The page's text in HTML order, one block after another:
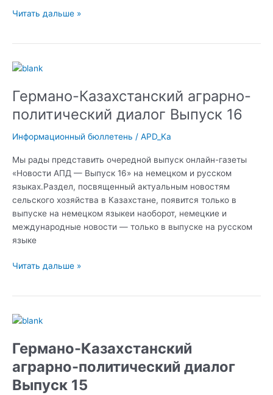
Читать дальше »
Германо-Казахстанский аграрно-
политический диалог Выпуск 16
Информационный бюллетень / APD_Ka
Мы рады представить очередной выпуск онлайн-газеты
«Новости АПД — Выпуск 16» на немецком и русском
языках.Раздел, посвященный актуальным новостям
сельского хозяйства в Казахстане, появится только в
выпуске на немецком языкеи наоборот, немецкие и
международные новости — только в выпуске на русском
языке
Германо-
аграрно-
политический
диалог
Выпуск
Читать дальше »
Германо-Казахстанский
аграрно-политический диалог
Выпуск 15
Германо-
аграрно-
политический
диалог
Выпуск